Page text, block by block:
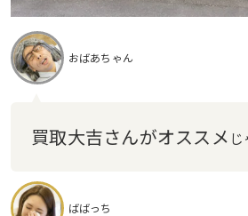
おばあちゃん
買取大吉さんがオススメ じ
ばばっち